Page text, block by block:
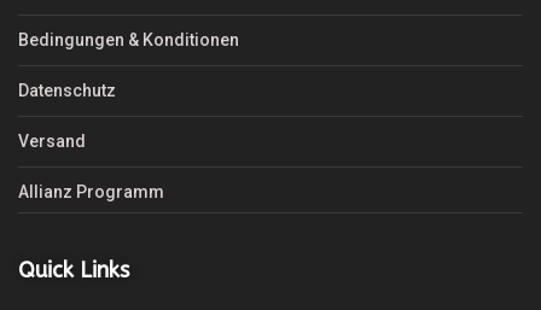
Bedingungen & Konditionen
Datenschutz
Versand
Allianz Programm
Quick Links